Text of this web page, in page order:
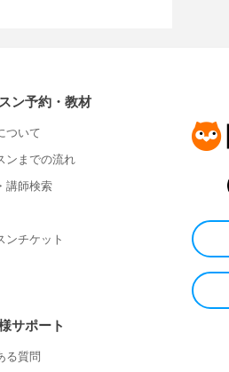
ン予約・教材
ついて
ンまでの流れ
講師検索
ンチケット
サポート
る質問